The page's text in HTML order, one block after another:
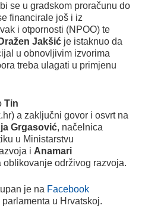
se u gradskom proračunu do
financirale još i iz
i otpornosti (NPOO) te
Dražen Jakšić je istaknuo da
u obnovljivim izvorima
treba ulagati u primjenu
Tin
a zaključni govor i osvrt na
Grgasović, načelnica
u Ministarstvu
i Anamari
oblikovanje održivog razvoja.
je na Facebook
u Hrvatskoj.